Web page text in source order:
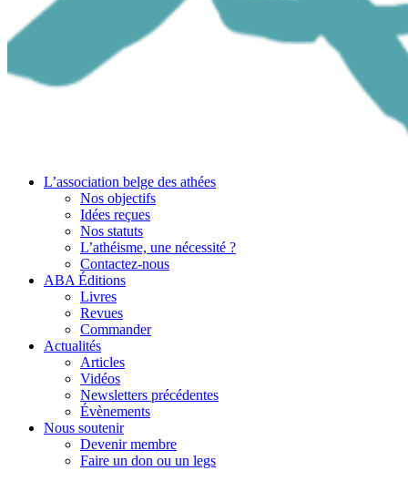
L’association belge des athées
Nos objectifs
Idées reçues
Nos statuts
L’athéisme, une nécessité ?
Contactez-nous
ABA Éditions
Livres
Revues
Commander
Actualités
Articles
Vidéos
Newsletters précédentes
Évènements
Nous soutenir
Devenir membre
Faire un don ou un legs